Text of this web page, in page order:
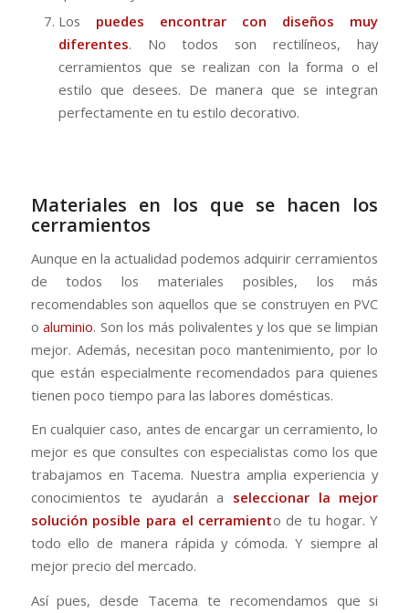
Los puedes encontrar con diseños muy
diferentes. No todos son rectilíneos, hay
cerramientos que se realizan con la forma o el
estilo que desees. De manera que se integran
perfectamente en tu estilo decorativo.
Materiales en los que se hacen los
cerramientos
Aunque en la actualidad podemos adquirir cerramientos
de todos los materiales posibles, los más
recomendables son aquellos que se construyen en PVC
oaluminio. Son los más polivalentes y los que se limpian
mejor. Además, necesitan poco mantenimiento, por lo
que están especialmente recomendados para quienes
tienen poco tiempo para las labores domésticas.
En cualquier caso, antes de encargar un cerramiento, lo
mejor es que consultes con especialistas como los que
trabajamos en Tacema. Nuestra amplia experiencia y
conocimientos te ayudarán a seleccionar la mejor
solución posible para el cerramiento de tu hogar. Y
todo ello de manera rápida y cómoda. Y siempre al
mejor precio del mercado.
Así pues, desde Tacema te recomendamos que si